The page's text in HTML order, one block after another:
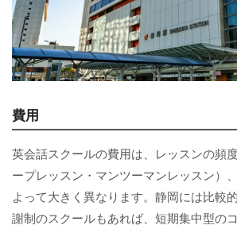
費用
英会話スクールの費用は、レッスンの頻
ープレッスン・マンツーマンレッスン）
よって大きく異なります。静岡には比較
謝制のスクールもあれば、短期集中型の